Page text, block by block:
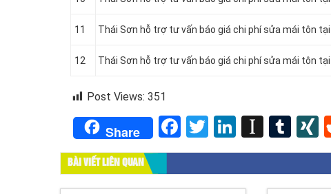
11 Thái Sơn hỗ trợ tư vấn báo giá chi phí sửa mái tôn tại
12 Thái Sơn hỗ trợ tư vấn báo giá chi phí sửa mái tôn tại
Post Views: 351
Share Facebook
Twitter
LinkedIn
BÀI VIẾT LIÊN QUAN